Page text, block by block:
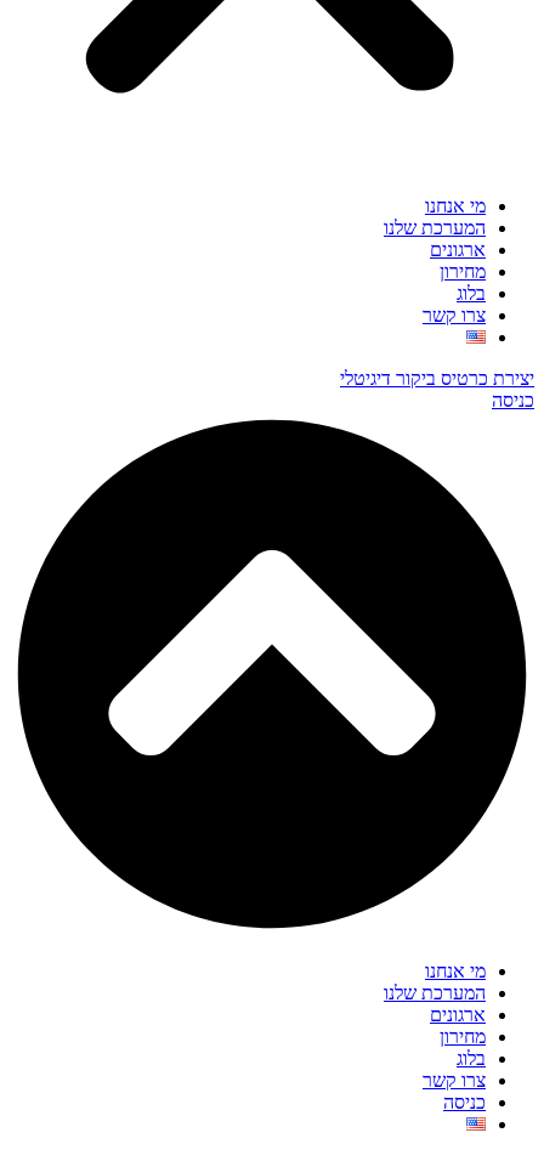
מי אנחנו
המערכת שלנו
ארגונים
מחירון
בלוג
צרו קשר
יצירת כרטיס ביקור דיגיטלי
כניסה
מי אנחנו
המערכת שלנו
ארגונים
מחירון
בלוג
צרו קשר
כניסה